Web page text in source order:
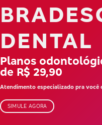
DENTAL
Planos
de R$ 29,90
Atendimento especializado pra você
SIMULE AGORA